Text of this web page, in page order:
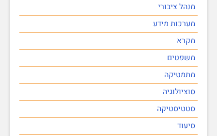
מנהל ציבורי
מערכות מידע
מקרא
משפטים
מתמטיקה
סוציולוגיה
סטטיסטיקה
סיעוד